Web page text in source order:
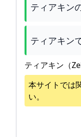
ティアキン
ティアキン
ティアキン（
本サイトでは
い。